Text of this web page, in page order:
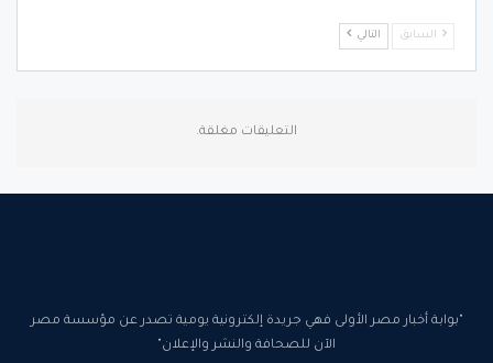
السابق التالي
التعليقات مغلقة.
"بوابة أخبار مصر الأولى فهي جريدة إلكترونية يومية تصدر عن مؤسسة مصر
الآن للصحافة والنشر والإعلان"